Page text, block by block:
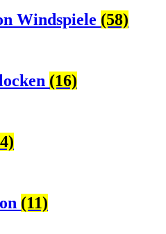
Windspiele (58)
(16)
(11)